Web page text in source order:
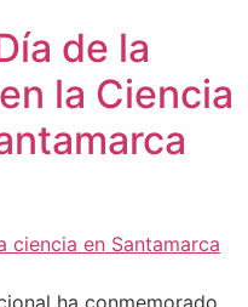
de la
la Ciencia
ha conmemorado